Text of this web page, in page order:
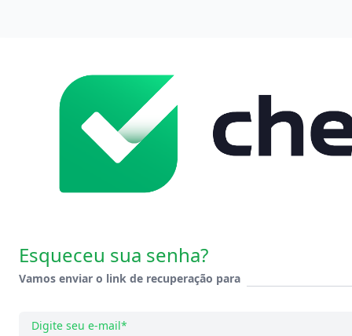
Esqueceu sua senha?
Vamos enviar o link de recuperação para
Digite seu e-mail*